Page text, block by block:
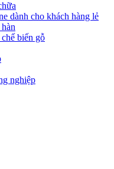
dành cho khách hàng lẻ
biến gỗ
nghiệp